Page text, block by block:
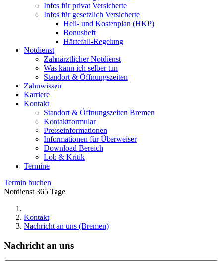
Infos für privat Versicherte
Infos für gesetzlich Versicherte
Heil- und Kostenplan (HKP)
Bonusheft
Härtefall-Regelung
Notdienst
Zahnärztlicher Notdienst
Was kann ich selber tun
Standort & Öffnungszeiten
Zahnwissen
Karriere
Kontakt
Standort & Öffnungszeiten Bremen
Kontaktformular
Presseinformationen
Informationen für Überweiser
Download Bereich
Lob & Kritik
Termine
Termin buchen
Notdienst 365 Tage
Kontakt
Nachricht an uns (Bremen)
Nachricht an uns